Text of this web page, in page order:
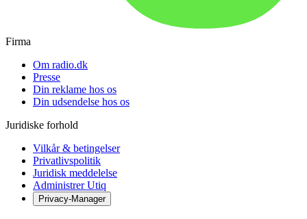
Firma
Om radio.dk
Presse
Din reklame hos os
Din udsendelse hos os
Juridiske forhold
Vilkår & betingelser
Privatlivspolitik
Juridisk meddelelse
Administrer Utiq
Privacy-Manager